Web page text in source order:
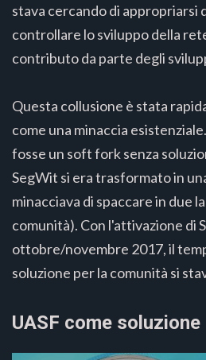
stava cercando di appropriarsi
controllare lo sviluppo della
contributo da parte degli
Questa collusione è stata
come una minaccia
fosse un soft fork senza
SegWit si era trasformato in
minacciava di spaccare in due
comunità). Con l'attivazione di
ottobre/novembre 2017, il
soluzione per la comunità si
UASF come soluzione